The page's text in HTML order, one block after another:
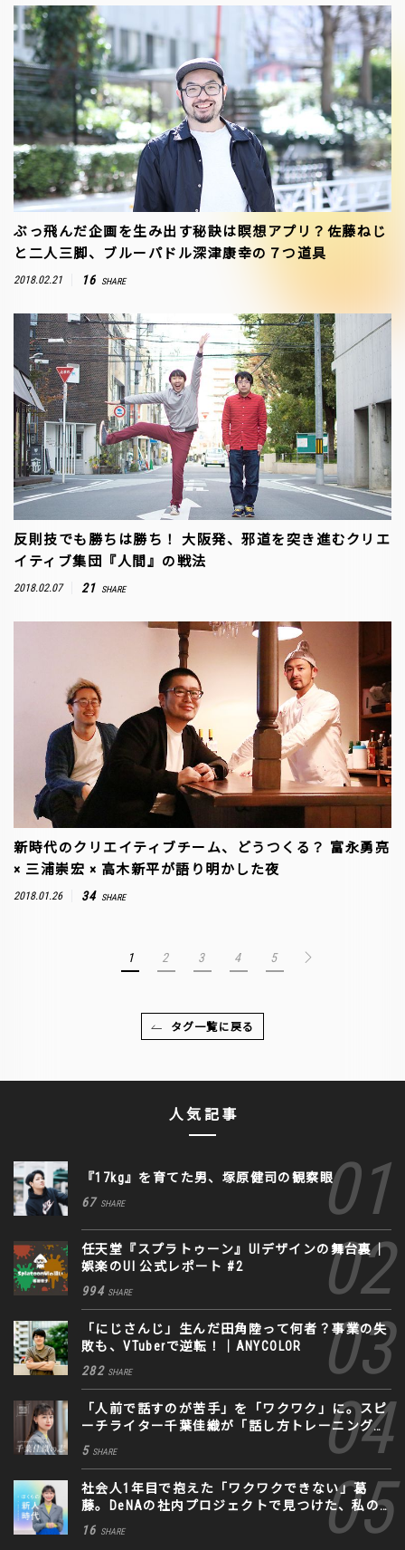
ぶっ飛んだ企画を生み出す秘訣は瞑想アプリ？佐藤ねじ
と二人三脚、ブルーパドル深津康幸の７つ道具
2018.02.21 16 SHARE
反則技でも勝ちは勝ち！ 大阪発、邪道を突き進むクリエ
イティブ集団『人間』の戦法
2018.02.07 21 SHARE
新時代のクリエイティブチーム、どうつくる？ 富永勇亮
× 三浦崇宏 × 高木新平が語り明かした夜
2018.01.26 34 SHARE
1 2 3 4 5
タグ一覧に戻る
人気記事
『17kg』を育てた男、塚原健司の観察眼
67 SHARE
任天堂『スプラトゥーン』UIデザインの舞台裏｜
娯楽のUI 公式レポート #2
994 SHARE
「にじさんじ」生んだ田角陸って何者？事業の失
敗も、VTuberで逆転！｜ANYCOLOR
282 SHARE
「人前で話すのが苦手」を「ワクワク」に。スピ
ーチライター千葉佳織が「話し方トレーニング」
に込めた思い
5 SHARE
社会人1年目で抱えた「ワクワクできない」葛
藤。DeNAの社内プロジェクトで見つけた、私の
生きる道
16 SHARE